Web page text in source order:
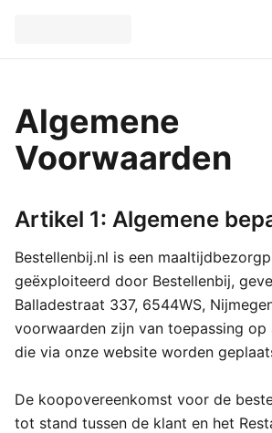
Algemene
Voorwaarden
Artikel 1: Algemene
Bestellenbij.nl is een
geëxploiteerd door Bestellenbij,
Balladestraat 337, 6544WS,
voorwaarden zijn van toepassing op
die via onze website worden
De koopovereenkomst voor de
tot stand tussen de klant en het